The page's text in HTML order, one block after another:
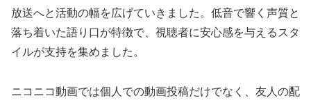
放送へと活動の幅を広げていきました。低音で響く声質と
落ち着いた語り口が特徴で、視聴者に安心感を与えるスタ
イルが支持を集めました。
ニコニコ動画では個人での動画投稿だけでなく、友人の配